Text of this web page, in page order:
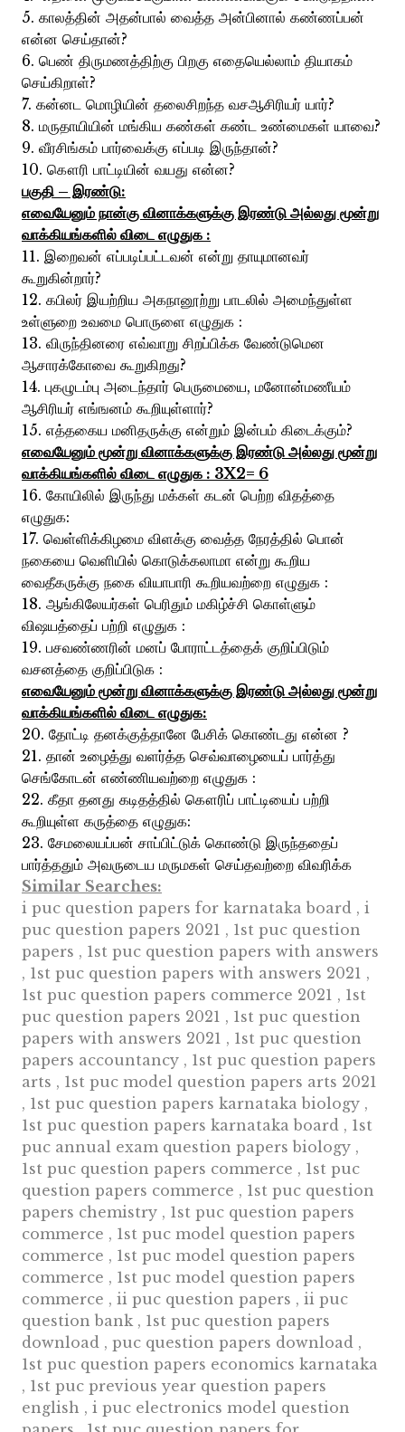
5. காலத்தின் அதன்பால் வைத்த அன்பினால் கண்ணப்பன்
என்ன செய்தான்?
6. பெண் திருமணத்திற்கு பிறகு எதையெல்லாம் தியாகம்
செய்கிறாள்?
7. கன்னட மொழியின் தலைசிறந்த வசஆசிரியர் யார்?
8. மருதாயியின் மங்கிய கண்கள் கண்ட உண்மைகள் யாவை?
9. வீரசிங்கம் பார்வைக்கு எப்படி இருந்தான்?
10. கௌரி பாட்டியின் வயது என்ன?
பகுதி – இரண்டு:
எவையேனும் நான்கு வினாக்களுக்கு இரண்டு அல்லது மூன்று
வாக்கியங்களில் விடை எழுதுக :
11. இறைவன் எப்படிப்பட்டவன் என்று தாயுமானவர்
கூறுகின்றார்?
12. கபிலர் இயற்றிய அகநானூற்று பாடலில் அமைந்துள்ள
உள்ளுறை உவமை பொருளை எழுதுக :
13. விருந்தினரை எவ்வாறு சிறப்பிக்க வேண்டுமென
ஆசாரக்கோவை கூறுகிறது?
14. புகழுடம்பு அடைந்தார் பெருமையை, மனோன்மணீயம்
ஆசிரியர் எங்ஙனம் கூறியுள்ளார்?
15. எத்தகைய மனிதருக்கு என்றும் இன்பம் கிடைக்கும்?
எவையேனும் மூன்று வினாக்களுக்கு இரண்டு அல்லது மூன்று
வாக்கியங்களில் விடை எழுதுக : 3X2= 6
16. கோயிலில் இருந்து மக்கள் கடன் பெற்ற விதத்தை
எழுதுக:
17. வெள்ளிக்கிழமை விளக்கு வைத்த நேரத்தில் பொன்
நகையை வெளியில் கொடுக்கலாமா என்று கூறிய
வைதீகருக்கு நகை வியாபாரி கூறியவற்றை எழுதுக :
18. ஆங்கிலேயர்கள் பெரிதும் மகிழ்ச்சி கொள்ளும்
விஷயத்தைப் பற்றி எழுதுக :
19. பசவண்ணரின் மனப் போராட்டத்தைக் குறிப்பிடும்
வசனத்தை குறிப்பிடுக :
எவையேனும் மூன்று வினாக்களுக்கு இரண்டு அல்லது மூன்று
வாக்கியங்களில் விடை எழுதுக:
20. தோட்டி தனக்குத்தானே பேசிக் கொண்டது என்ன ?
21. தான் உழைத்து வளர்த்த செவ்வாழையைப் பார்த்து
செங்கோடன் எண்ணியவற்றை எழுதுக :
22. கீதா தனது கடிதத்தில் கௌரிப் பாட்டியைப் பற்றி
கூறியுள்ள கருத்தை எழுதுக:
23. சேமலையப்பன் சாப்பிட்டுக் கொண்டு இருந்ததைப்
பார்த்ததும் அவருடைய மருமகள் செய்தவற்றை விவரிக்க
Similar Searches:
i puc question papers for karnataka board , i
puc question papers 2021 , 1st puc question
papers , 1st puc question papers with answers
, 1st puc question papers with answers 2021 ,
1st puc question papers commerce 2021 , 1st
puc question papers 2021 , 1st puc question
papers with answers 2021 , 1st puc question
papers accountancy , 1st puc question papers
arts , 1st puc model question papers arts 2021
, 1st puc question papers karnataka biology ,
1st puc question papers karnataka board , 1st
puc annual exam question papers biology ,
1st puc question papers commerce , 1st puc
question papers commerce , 1st puc question
papers chemistry , 1st puc question papers
commerce , 1st puc model question papers
commerce , 1st puc model question papers
commerce , 1st puc model question papers
commerce , ii puc question papers , ii puc
question bank , 1st puc question papers
download , puc question papers download ,
1st puc question papers economics karnataka
, 1st puc previous year question papers
english , i puc electronics model question